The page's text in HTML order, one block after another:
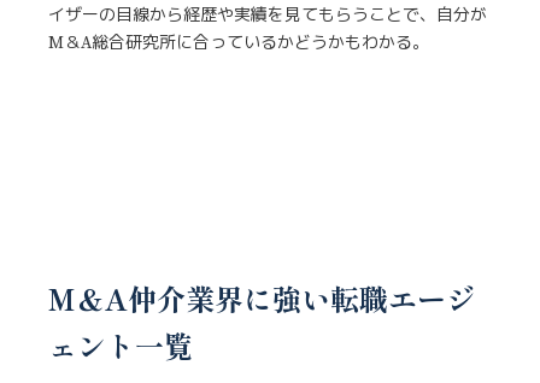
イザーの目線から経歴や実績を見てもらうことで、自分が
M＆A総合研究所に合っているかどうかもわかる。
M＆A仲介業界に強い転職エージ
ェント一覧